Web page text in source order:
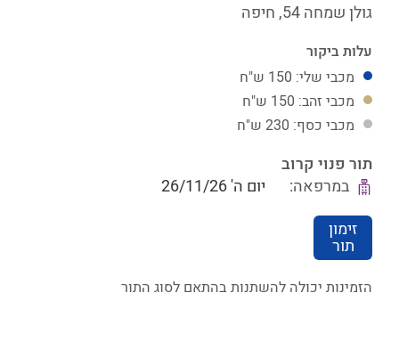
גולן שמחה 54, חיפה
עלות ביקור
מכבי שלי: 150 ש"ח
מכבי זהב: 150 ש"ח
מכבי כסף: 230 ש"ח
תור פנוי קרוב
במרפאה:
יום ה' 26/11/26
זימון
תור
הזמינות יכולה להשתנות בהתאם לסוג התור